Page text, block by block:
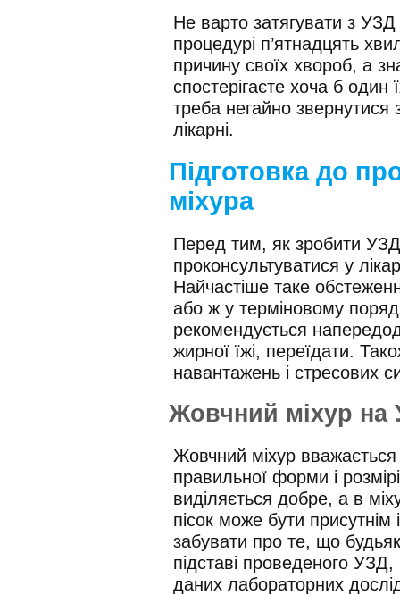
Не варто затягувати з
процедурі п’ятнадцять
причину своїх хвороб, а
спостерігаєте хоча б
треба негайно звернутися
лікарні.
Підготовка до
міхура
Перед тим, як зробити УЗД
проконсультуватися у
Найчастіше таке
або ж у терміновому
рекомендується
жирної їжі, переїдати.
навантажень і стресових
Жовчний міхур на
Жовчний міхур
правильної форми і
виділяється добре, а в
пісок може бути
забувати про те, що
підставі проведеного УЗД,
даних лабораторних